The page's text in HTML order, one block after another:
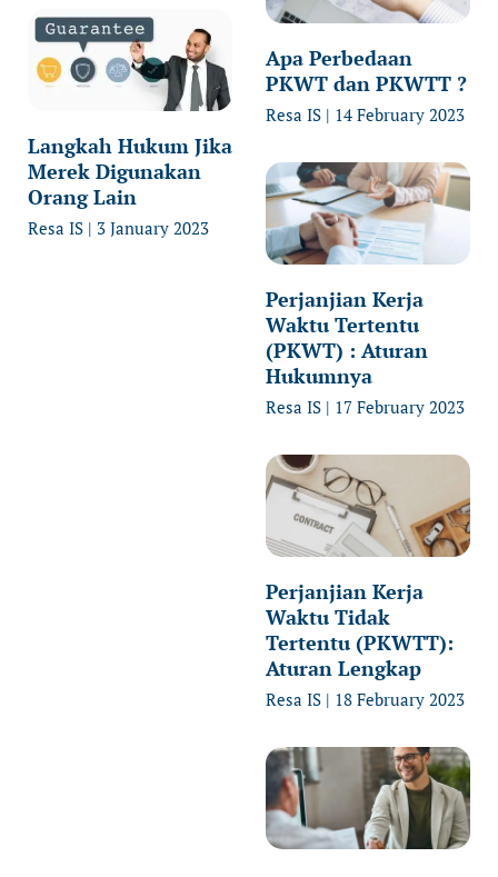
Langkah Hukum Jika
Merek Digunakan
Orang Lain
Resa IS 3 January 2023
Apa Perbedaan
PKWT dan PKWTT ?
Resa IS 14 February 2023
Perjanjian Kerja
Waktu Tertentu
(PKWT) : Aturan
Hukumnya
Resa IS 17 February 2023
Perjanjian Kerja
Waktu Tidak
Tertentu (PKWTT):
Aturan Lengkap
Resa IS 18 February 2023